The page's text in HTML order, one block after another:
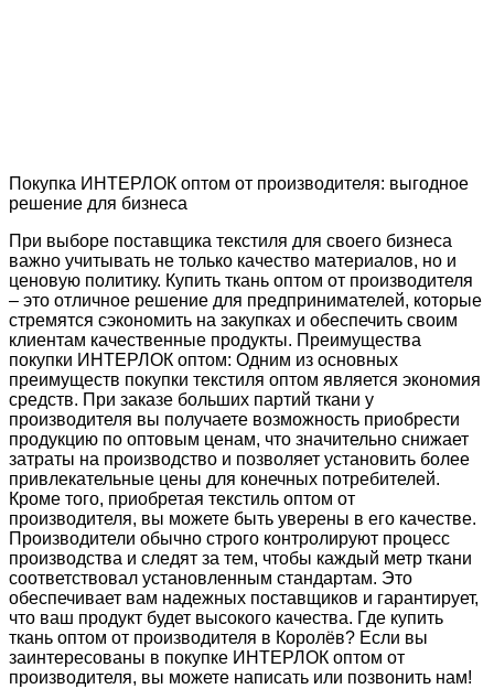
Покупка ИНТЕРЛОК оптом от производителя: выгодное
решение для бизнеса
При выборе поставщика текстиля для своего бизнеса
важно учитывать не только качество материалов, но и
ценовую политику. Купить ткань оптом от производителя
– это отличное решение для предпринимателей, которые
стремятся сэкономить на закупках и обеспечить своим
клиентам качественные продукты. Преимущества
покупки ИНТЕРЛОК оптом: Одним из основных
преимуществ покупки текстиля оптом является экономия
средств. При заказе больших партий ткани у
производителя вы получаете возможность приобрести
продукцию по оптовым ценам, что значительно снижает
затраты на производство и позволяет установить более
привлекательные цены для конечных потребителей.
Кроме того, приобретая текстиль оптом от
производителя, вы можете быть уверены в его качестве.
Производители обычно строго контролируют процесс
производства и следят за тем, чтобы каждый метр ткани
соответствовал установленным стандартам. Это
обеспечивает вам надежных поставщиков и гарантирует,
что ваш продукт будет высокого качества. Где купить
ткань оптом от производителя в Королёв? Если вы
заинтересованы в покупке ИНТЕРЛОК оптом от
производителя, вы можете написать или позвонить нам!